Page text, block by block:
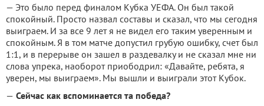
— Это было перед финалом Кубка УЕФА. Он был такой
спокойный. Просто назвал составы и сказал, что мы сегодня
выиграем. И за все 9 лет я не видел его таким уверенным и
спокойным. Я в том матче допустил грубую ошибку, счет был
1:1, и в перерыве он зашел в раздевалку и не сказал мне ни
слова упрека, наоборот приободрил: «Давайте, ребята, я
уверен, мы выиграем». Мы вышли и выиграли этот Кубок.
— Сейчас как вспоминается та победа?